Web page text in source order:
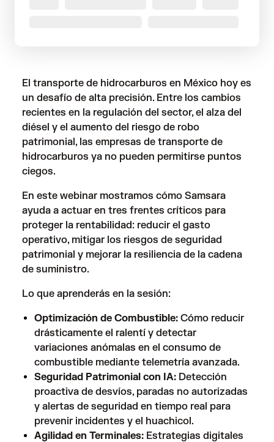
El transporte de hidrocarburos en México hoy es
un desafío de alta precisión. Entre los cambios
recientes en la regulación del sector, el alza del
diésel y el aumento del riesgo de robo
patrimonial, las empresas de transporte de
hidrocarburos ya no pueden permitirse puntos
ciegos.
En este webinar mostramos cómo Samsara
ayuda a actuar en tres frentes críticos para
proteger la rentabilidad: reducir el gasto
operativo, mitigar los riesgos de seguridad
patrimonial y mejorar la resiliencia de la cadena
de suministro.
Lo que aprenderás en la sesión:
Optimización de Combustible: Cómo reducir
drásticamente el ralentí y detectar
variaciones anómalas en el consumo de
combustible mediante telemetría avanzada.
Seguridad Patrimonial con IA: Detección
proactiva de desvíos, paradas no autorizadas
y alertas de seguridad en tiempo real para
prevenir incidentes y el huachicol.
Agilidad en Terminales: Estrategias digitales